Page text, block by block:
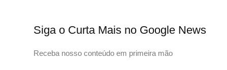
Siga o Curta Mais no Google News
Receba nosso conteúdo em primeira mão